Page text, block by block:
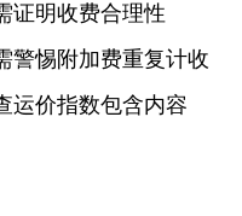
证明收费合理性
惕附加费重复计收
价指数包含内容